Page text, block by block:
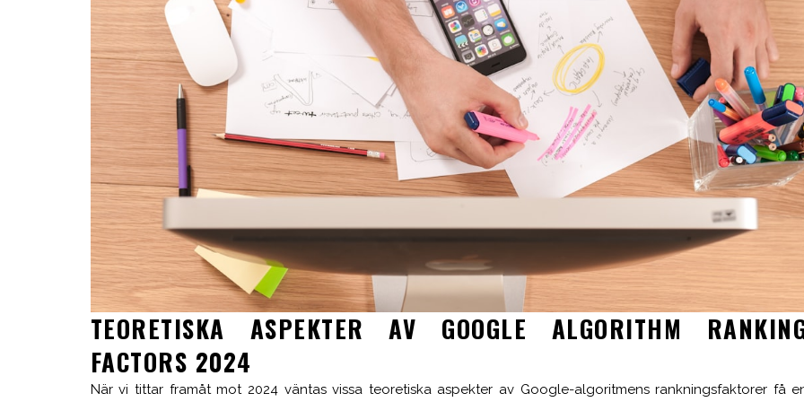
TEORETISKA ASPEKTER AV GOOGLE ALGORITHM
FACTORS 2024
När vi tittar framåt mot 2024 väntas vissa teoretiska aspekter av Google-algoritmens rankningsfaktorer få